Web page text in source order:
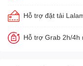
Hỗ trợ đặt tải
Hỗ trợ Grab 2h/4h